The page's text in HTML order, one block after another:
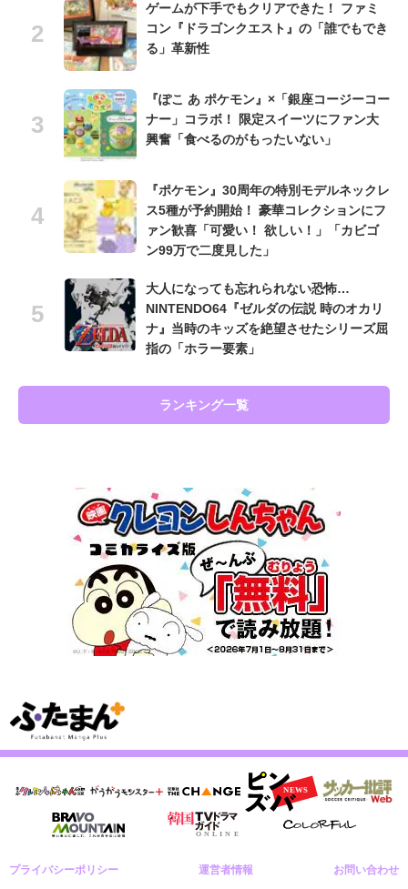
ゲームが下手でもクリアできた！ ファミ
コン『ドラゴンクエスト』の「誰でもでき
る」革新性
『ぽこ あ ポケモン』×「銀座コージーコー
ナー」コラボ！ 限定スイーツにファン大
興奮「食べるのがもったいない」
『ポケモン』30周年の特別モデルネックレ
ス5種が予約開始！ 豪華コレクションにフ
ァン歓喜「可愛い！ 欲しい！」「カビゴ
ン99万で二度見した」
大人になっても忘れられない恐怖…
NINTENDO64『ゼルダの伝説 時のオカリ
ナ』当時のキッズを絶望させたシリーズ屈
指の「ホラー要素」
ランキング一覧
プライバシーポリシー 運営者情報 お問い合わせ